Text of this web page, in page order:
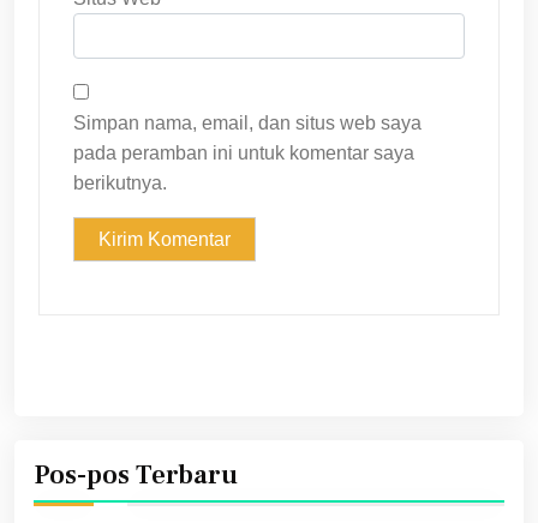
Simpan nama, email, dan situs web saya
pada peramban ini untuk komentar saya
berikutnya.
Pos-pos Terbaru